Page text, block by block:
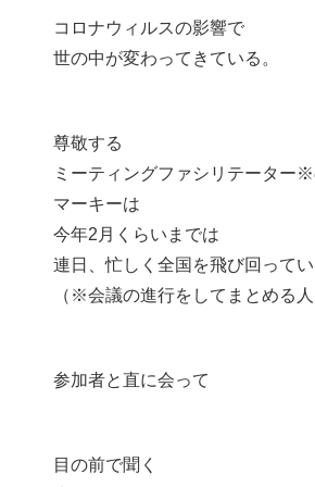
コロナウィルスの影響で
世の中が変わってきている。
尊敬する
ミーティングファシリテーター
マーキーは
今年2月くらいまでは
連日、忙しく全国を飛び回ってい
（※会議の進行をしてまとめる人
参加者と直に会って
目の前で聞く